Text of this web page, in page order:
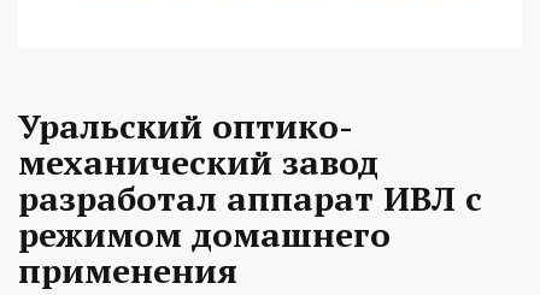
Уральский оптико-
механический завод
разработал аппарат ИВЛ с
режимом домашнего
применения